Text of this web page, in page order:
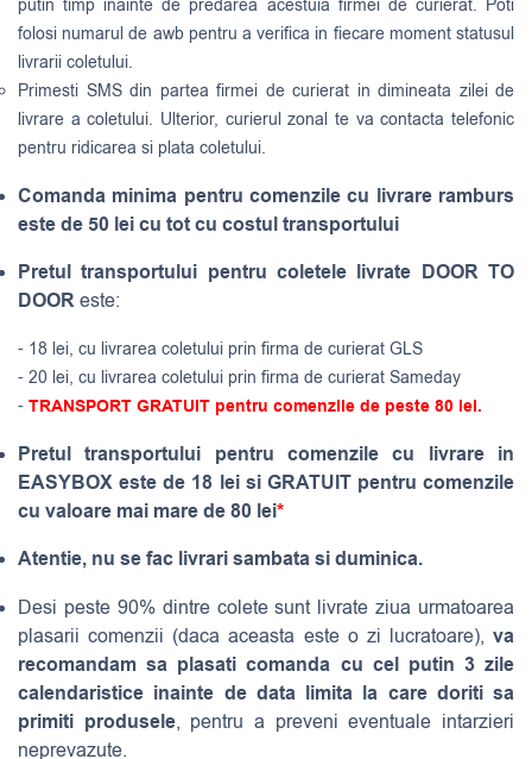
putin timp inainte de predarea acestuia firmei de curierat. Poti
folosi numarul de awb pentru a verifica in fiecare moment statusul
livrarii coletului.
Primesti SMS din partea firmei de curierat in dimineata zilei de
livrare a coletului. Ulterior, curierul zonal te va contacta telefonic
pentru ridicarea si plata coletului.
Comanda minima pentru comenzile cu livrare ramburs
este de 50 lei cu tot cu costul transportului
Pretul transportului pentru coletele livrate DOOR TO
DOOReste:
- 18 lei, cu livrarea coletului prin firma de curierat GLS
- 20 lei, cu livrarea coletului prin firma de curierat Sameday
- TRANSPORT GRATUIT pentru comenzile de peste 80 lei.
Pretul transportului pentru comenzile cu livrare in
EASYBOX este de 18 lei si GRATUIT pentru comenzile
cu valoare mai mare de 80 lei*
Atentie, nu se fac livrari sambata si duminica.
Desi peste 90% dintre colete sunt livrate ziua urmatoarea
plasarii comenzii (daca aceasta este o zi lucratoare), va
recomandam sa plasati comanda cu cel putin 3 zile
calendaristice inainte de data limita la care doriti sa
primiti produsele, pentru a preveni eventuale intarzieri
neprevazute.